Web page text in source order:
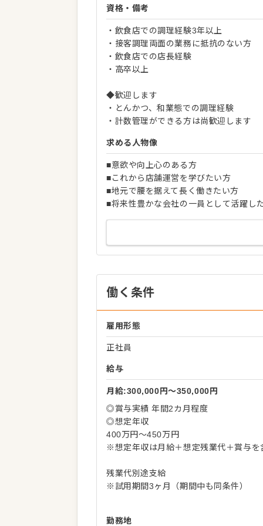
資格・備考
・飲食店での調理経験3年以上
・接客調理両面の業務に抵抗のない方
・飲食店での店長経験
・高卒以上
◆歓迎します
・とんかつ、和業態での調理経験
・計数管理ができる方は尚歓迎します
求める人物像
■意欲や向上心のある方
■これから店舗運営を学びたい方
■地元で腰を据えて長く働きたい方
■将来性豊かな会社の一員として活躍し
働く条件
雇用形態
正社員
給与
月給:300,000円〜350,000円
◎賞与実績 年間2カ月程度
◎想定年収
400万円～450万円
※想定年収は月給＋想定残業代＋賞与を
残業代別途支給
※試用期間3ヶ月（期間中も同条件）
勤務地